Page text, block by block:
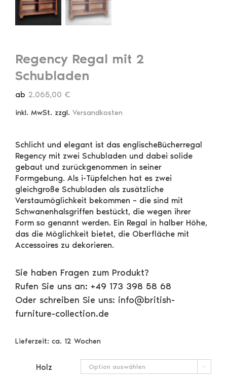
Regency Regal mit 2
Schubladen
ab 2.065,00 €
inkl. MwSt. zzgl. Versandkosten
Schlicht und elegant ist das englischeBücherregal
Regency mit zwei Schubladen und dabei solide
gebaut und zurückgenommen in seiner
Formgebung. Als i-Tüpfelchen hat es zwei
gleichgroße Schubladen als zusätzliche
Verstaumöglichkeit bekommen – die sind mit
Schwanenhalsgriffen bestückt, die wegen ihrer
Form so genannt werden. Ein Regal in halber Höhe,
das die Möglichkeit bietet, die Oberfläche mit
Accessoires zu dekorieren.
Sie haben Fragen zum Produkt?
Rufen Sie uns an: +49 173 398 58 68
Oder schreiben Sie uns: info@british-
furniture-collection.de
Lieferzeit: ca. 12 Wochen
Holz 